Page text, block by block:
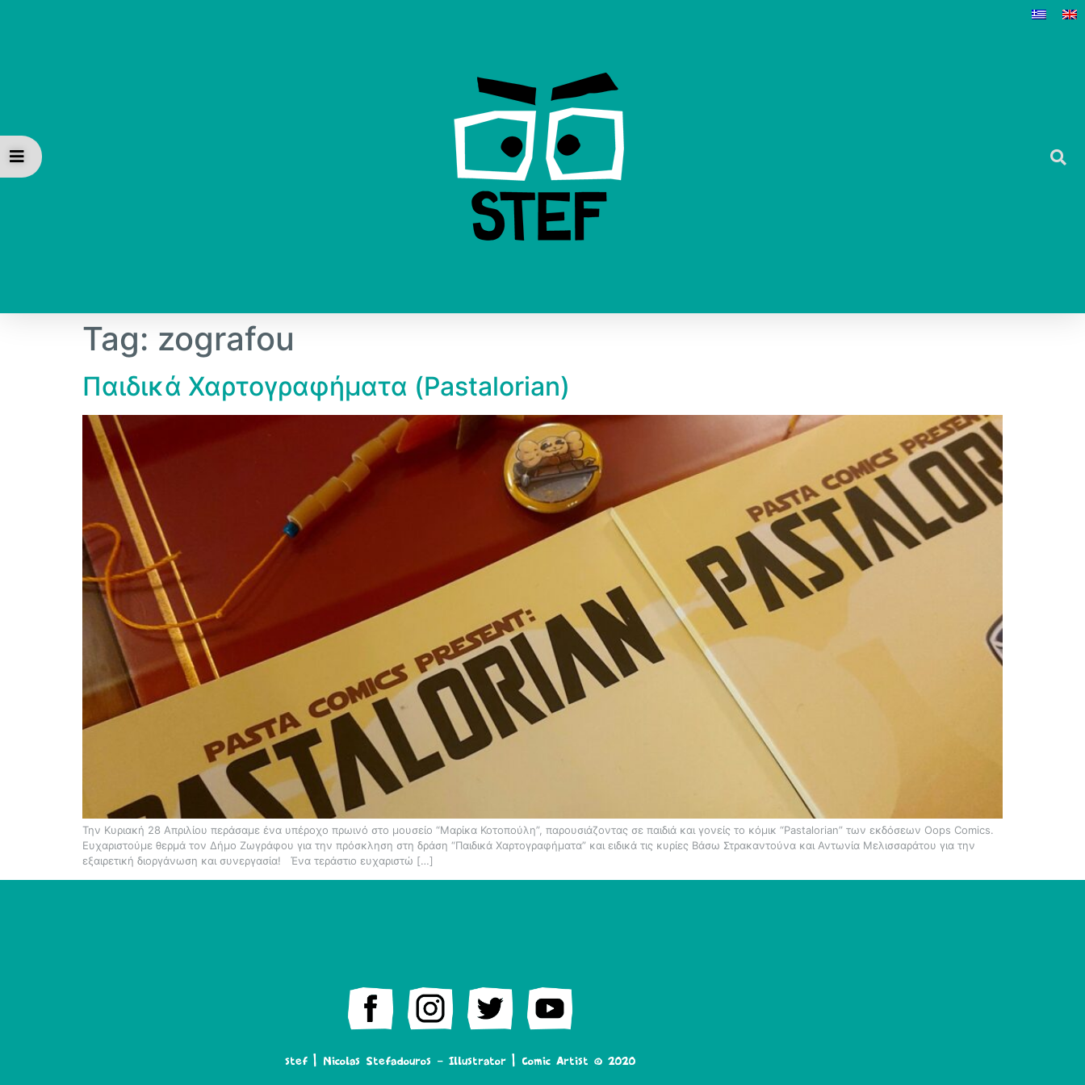
Tag: zografou
Παιδικά Χαρτογραφήματα (Pastalorian)
Την Κυριακή 28 Απριλίου περάσαμε ένα υπέροχο πρωινό στο μουσείο “Μαρίκα Κοτοπούλη”, παρουσιάζοντας σε παιδιά και γονείς το κόμικ “Pastalorian” των εκδόσεων Oops Comics.
Ευχαριστούμε θερμά τον Δήμο Ζωγράφου για την πρόσκληση στη δράση “Παιδικά Χαρτογραφήματα” και ειδικά τις κυρίες Βάσω Στρακαντούνα και Αντωνία Μελισσαράτου για την
εξαιρετική διοργάνωση και συνεργασία! Ένα τεράστιο ευχαριστώ […]
stef | Nicolas Stefadouros – Illustrator | Comic Artist © 2020